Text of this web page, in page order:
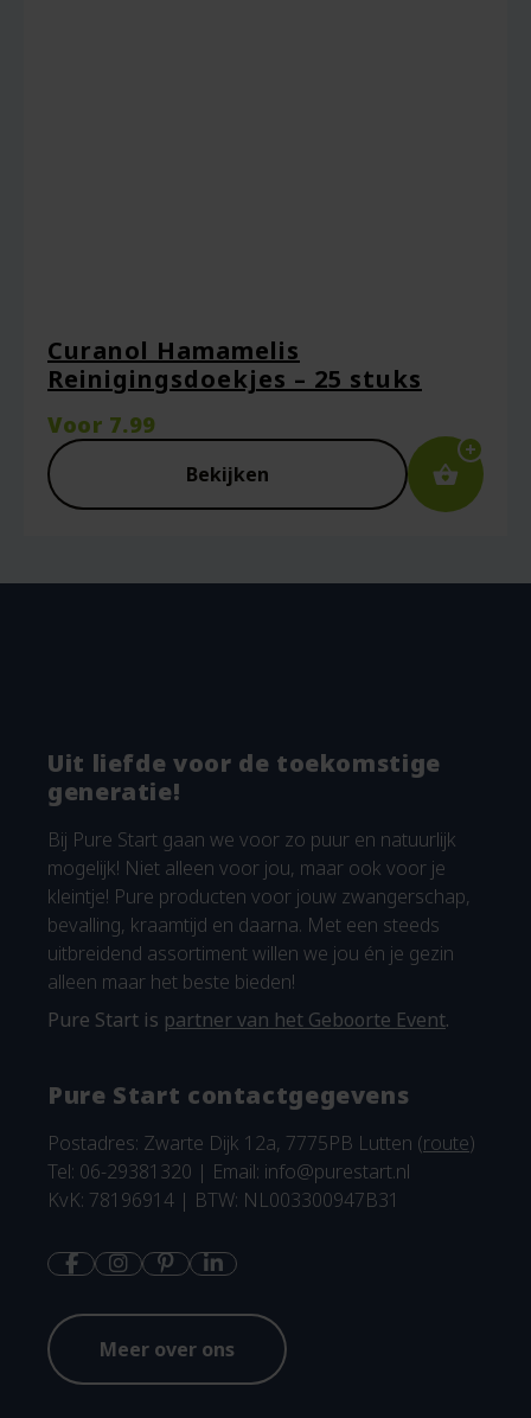
Curanol Hamamelis
Reinigingsdoekjes – 25 stuks
Voor 7.99
Bekijken
Uit liefde voor de toekomstige
generatie!
Bij Pure Start gaan we voor zo puur en natuurlijk
mogelijk! Niet alleen voor jou, maar ook voor je
kleintje! Pure producten voor jouw zwangerschap,
bevalling, kraamtijd en daarna. Met een steeds
uitbreidend assortiment willen we jou én je gezin
alleen maar het beste bieden!
Pure Start is partner van het Geboorte Event.
Pure Start contactgegevens
Postadres: Zwarte Dijk 12a, 7775PB Lutten (route)
Tel: 06-29381320 | Email: info@purestart.nl
KvK: 78196914 | BTW: NL003300947B31
Meer over ons